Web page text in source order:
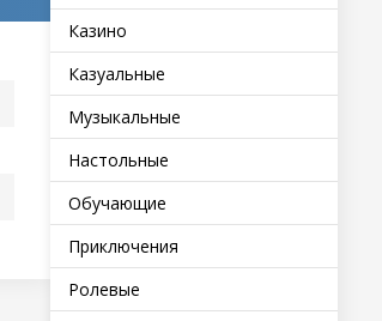
Казино
Казуальные
Музыкальные
Настольные
Обучающие
Приключения
Ролевые